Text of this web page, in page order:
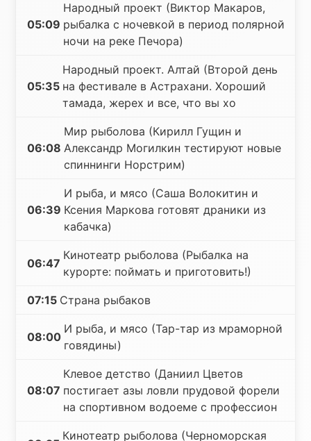
05:09
Народный проект (Виктор Макаров,
рыбалка с ночевкой в период полярной
ночи на реке Печора)
05:35
Народный проект. Алтай (Второй день
на фестивале в Астрахани. Хороший
тамада, жерех и все, что вы хо
06:08
Мир рыболова (Кирилл Гущин и
Александр Могилкин тестируют новые
спиннинги Норстрим)
06:39
И рыба, и мясо (Саша Волокитин и
Ксения Маркова готовят драники из
кабачка)
06:47
Кинотеатр рыболова (Рыбалка на
курорте: поймать и приготовить!)
07:15 Страна рыбаков
08:00
И рыба, и мясо (Тар-тар из мраморной
говядины)
08:07
Клевое детство (Даниил Цветов
постигает азы ловли прудовой форели
на спортивном водоеме с профессион
Кинотеатр рыболова (Черноморская